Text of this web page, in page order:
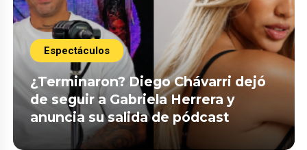
Espectáculos
¿Terminaron? Diego Chávarri dejó
de seguir a Gabriela Herrera y
anuncia su salida de pódcast